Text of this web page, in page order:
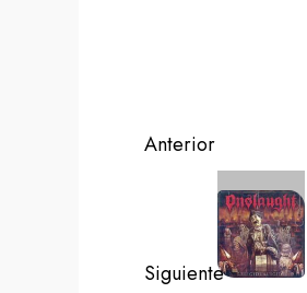
Navegación
entradas
Anterior
anterior:
Siguiente